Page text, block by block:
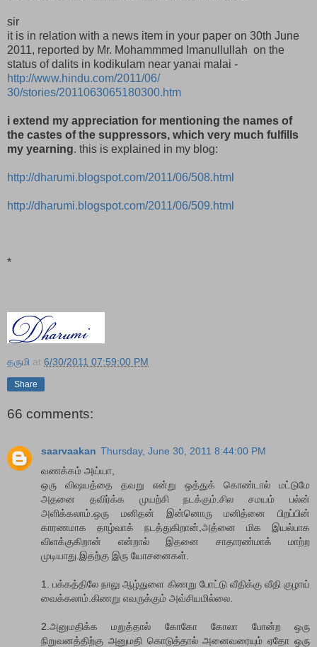
sir
it is in relation with a news item in your paper on 30th June
2011, reported by Mr. Mohammmed Imanullullah on the
status of dalits in kodikulam near yanai malai -
http://www.hindu.com/2011/06/
30/stories/2011063065180300.htm
i extend my appreciation for mentioning the names of
the castes of the suppressors, which very much fulfills
my yearning. this is explained in my blog:
http://dharumi.blogspot.com/2011/06/508.html
http://dharumi.blogspot.com/2011/06/509.html
*
தருமி at 6/30/2011 07:59:00 PM
Share
66 comments:
saarvaakan Thursday, June 30, 2011 8:44:00 PM
வணக்கம் அய்யா,
ஒரு விஷயத்தை தவறு என்று ஒத்துக் கொண்டால் மட்டுமே
அதனை தவிர்க்க முயற்சி நடக்கும்.சில சமயம் பல்ன்
அளிக்கலாம்.ஒரு மனிதன் இன்னொரு மனித்னை பிறப்பின்
காரணமாக தாழ்வாக் நடத்துகிறான்,அத்னை மிக இயல்பாக
விளக்குகிறான் என்றால் இதனை சாதாரண்மாக் மாற்ற
முடியாது.இதற்கு இரு யோசனைகள்.
1. பக்கத்திலே நாலு ஆழ்துளை கிணறு போட்டு வீதிக்கு வீதி குழாய்
வைக்கலாம்.கிணறு எவருக்கும் அவ்சியமில்லை.
2.அனுமதிக்க மறுத்தால் கோகோ கோலா போன்ற ஒரு
நிறுவன‌த்திற்கு அனுமதி கொடுத்தால் அனைவரையும் ஏதோ ஒரு